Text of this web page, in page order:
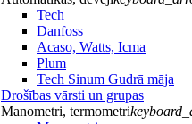
Tech
Danfoss
Acaso, Watts, Icma
Plum
Tech Sinum Gudrā māja
Drošības vārsti un grupas
Manometri, termometri